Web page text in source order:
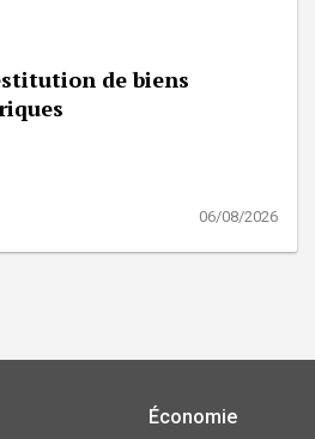
de biens
06/08/2026
Économie